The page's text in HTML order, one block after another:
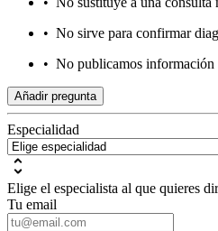
• No sirve para confirmar
• No publicamos información
Añadir pregunta
Especialidad
Elige el especialista al que quieres
Tu email